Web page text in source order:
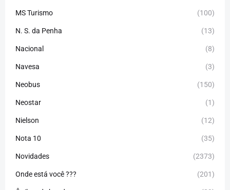
MS Turismo (100)
N. S. da Penha (13)
Nacional (8)
Navesa (3)
Neobus (150)
Neostar (1)
Nielson (12)
Nota 10 (35)
Novidades (2373)
Onde está você ??? (201)